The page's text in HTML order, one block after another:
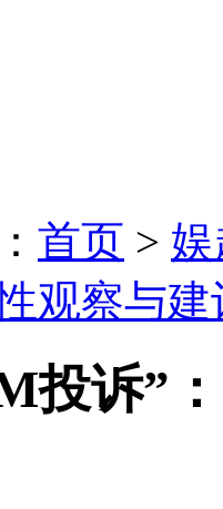
首页 >
观察与建
投诉”